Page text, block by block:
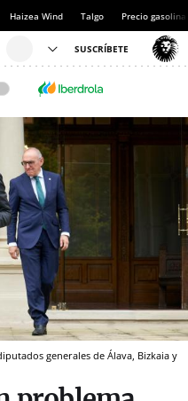
Haizea Wind Talgo Precio gasolina
generales de Álava, Bizkaia y